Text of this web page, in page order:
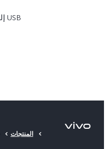
كابل تحويل من Type-C إلى USB
المنتجات